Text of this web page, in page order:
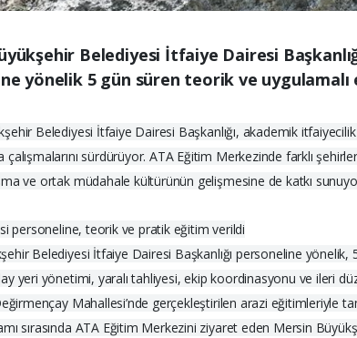
Belediyesi İtfaiye Dairesi
yönelik 5 gün süren teorik ve
Belediyesi İtfaiye Dairesi Başkanlığı, akademik
sürdürüyor. ATA Eğitim Merkezinde farklı
ve ortak müdahale kültürünün gelişmesine de katkı
personeline, teorik ve pratik eğitim verildi
Belediyesi İtfaiye Dairesi Başkanlığı personeline
yeri yönetimi, yaralı tahliyesi, ekip koordinasyonu ve ileri
Mahallesi’nde gerçekleştirilen arazi eğitimleriyle
sırasında ATA Eğitim Merkezini ziyaret eden Mersin